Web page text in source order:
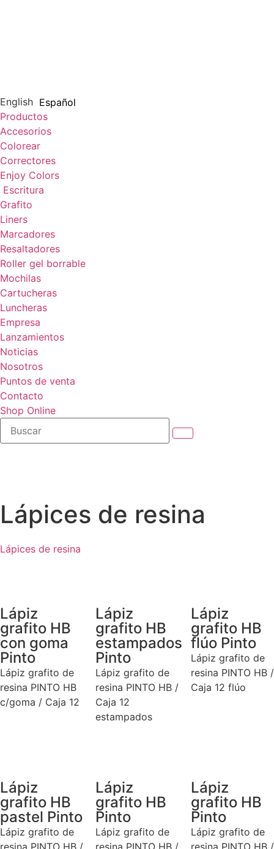
English Español
Productos
Accesorios
Colorear
Correctores
Enjoy Colors
Escritura
Grafito
Liners
Marcadores
Resaltadores
Roller gel borrable
Mochilas
Cartucheras
Luncheras
Empresa
Lanzamientos
Noticias
Nosotros
Puntos de venta
Contacto
Shop Online
Lápices de resina
Lápices de resina
Lápiz
grafito HB
con goma
Pinto
Lápiz grafito de
resina PINTO HB
c/goma / Caja 12
Lápiz
grafito HB
estampados
Pinto
Lápiz grafito de
resina PINTO HB /
Caja 12
estampados
Lápiz
grafito HB
flúo Pinto
Lápiz grafito de
resina PINTO HB /
Caja 12 flúo
Lápiz
grafito HB
pastel Pinto
Lápiz grafito de
resina PINTO HB /
Lápiz
grafito HB
Pinto
Lápiz grafito de
resina PINTO HB /
Lápiz
grafito HB
Pinto
Lápiz grafito de
resina PINTO HB /